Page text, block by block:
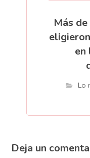
Más
en
Lo
Deja un